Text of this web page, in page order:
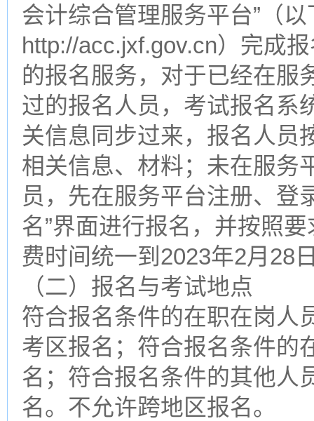
会计综合管理服务平台”（
http://acc.jxf.gov.cn）完成
的报名服务，对于已经在服
过的报名人员，考试报名系
关信息同步过来，报名人员
相关信息、材料；未在服务
员，先在服务平台注册、登
名”界面进行报名，并按照
费时间统一到2023年2月28
（二）报名与考试地点
符合报名条件的在职在岗人
考区报名；符合报名条件的
名；符合报名条件的其他人
名。不允许跨地区报名。